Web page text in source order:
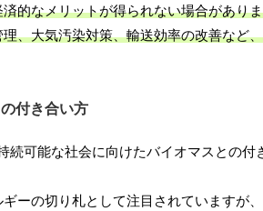
的なメリットが得られない場合があり
、大気汚染対策、輸送効率の改善など
付き合い方
ーの切り札として注目されていますが